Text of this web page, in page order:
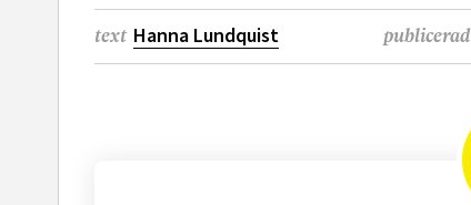
text Hanna Lundquist publicerad